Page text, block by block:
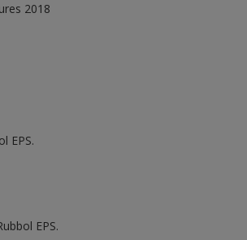
2018
EPS.
EPS.